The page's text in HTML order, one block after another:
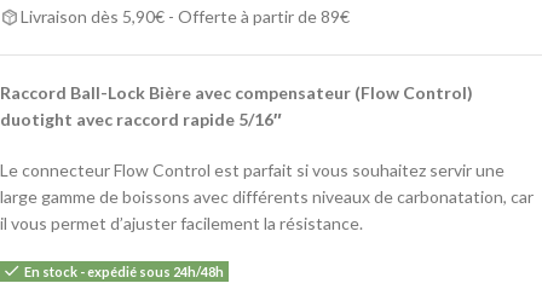
Livraison dès 5,90€ - Offerte à partir de 89€
Raccord Ball-Lock Bière avec compensateur (Flow Control)
duotight avec raccord rapide 5/16″
Le connecteur Flow Control est parfait si vous souhaitez servir une
large gamme de boissons avec différents niveaux de carbonatation, car
il vous permet d’ajuster facilement la résistance.
En stock - expédié sous 24h/48h